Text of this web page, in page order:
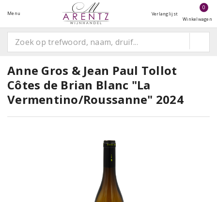
Menu Verlanglijst
0
Winkelwagen
Anne Gros & Jean Paul Tollot
Côtes de Brian Blanc "La
Vermentino/Roussanne" 2024